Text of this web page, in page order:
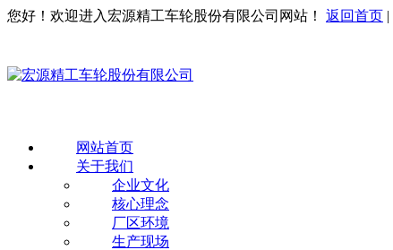
您好！欢迎进入宏源精工车轮股份有限公司网站！ 返回首页 |
网站首页
关于我们
企业文化
核心理念
厂区环境
生产现场